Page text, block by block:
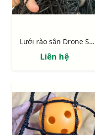
Lưới rào sân Drone Soccer
Liên hệ